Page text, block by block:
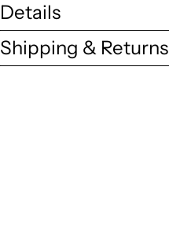
Details
Shipping & Returns